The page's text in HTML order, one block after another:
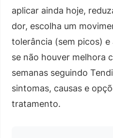
aplicar ainda hoje,
dor, escolha um
tolerância (sem picos) e
se não houver melhora
semanas seguindo
sintomas, causas e
tratamento.